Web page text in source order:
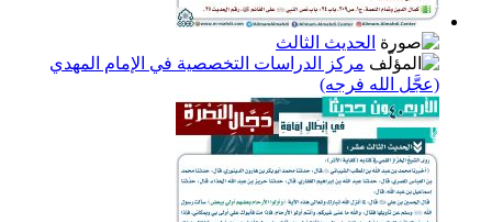
الحديث الثالث
مركز الدراسات التخصصية في الإمام المهدي
(عجَّل الله فرجه)